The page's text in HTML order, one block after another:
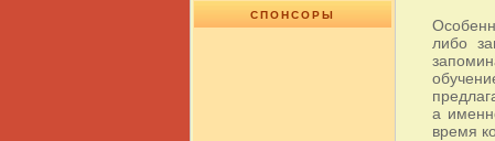
СПОНСОРЫ
либо
а
время